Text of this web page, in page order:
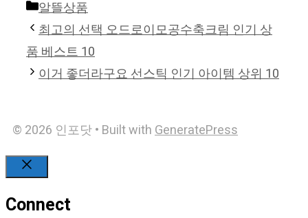
Categories
알뜰상품
최고의 선택 오드로이모공수축크림 인기 상
품 베스트 10
이거 좋더라구요 선스틱 인기 아이템 상위 10
© 2026 인포닷• Built withGeneratePress
Connect